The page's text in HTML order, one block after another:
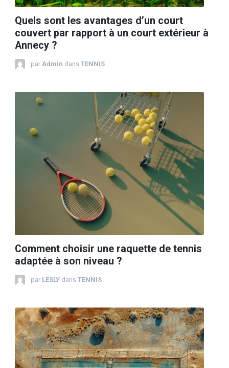
Quels sont les avantages d’un court
couvert par rapport à un court extérieur à
Annecy ?
par Admin dans TENNIS
Comment choisir une raquette de tennis
adaptée à son niveau ?
par LESLY dans TENNIS